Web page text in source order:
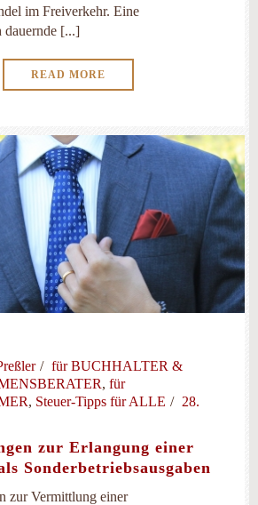
im Freiverkehr. Eine
dauernde [...]
READ MORE
für BUCHHALTER &
, für
, Steuer-Tipps für ALLE
28.
zur Erlangung einer
Sonderbetriebsausgaben
zur Vermittlung einer